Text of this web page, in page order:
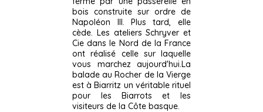
bois construite sur ordre de
Napoléon III. Plus tard, elle
cède. Les ateliers Schryver et
Cie dans le Nord de la France
ont réalisé celle sur laquelle
vous marchez aujourd'hui.La
balade au Rocher de la Vierge
est à Biarritz un véritable rituel
pour les Biarrots et les
visiteurs de la Côte basque.